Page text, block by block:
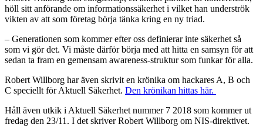
höll sitt anförande om informationssäkerhet i vilket han underströk
vikten av att som företag börja tänka kring en ny triad.
– Generationen som kommer efter oss definierar inte säkerhet så
som vi gör det. Vi måste därför börja med att hitta en samsyn för att
sedan ta fram en gemensam awareness-struktur som funkar för alla.
Robert Willborg har även skrivit en krönika om hackares A, B och
C speciellt för Aktuell Säkerhet. Den krönikan hittas här.
Håll även utkik i Aktuell Säkerhet nummer 7 2018 som kommer ut
fredag den 23/11. I det skriver Robert Willborg om NIS-direktivet.